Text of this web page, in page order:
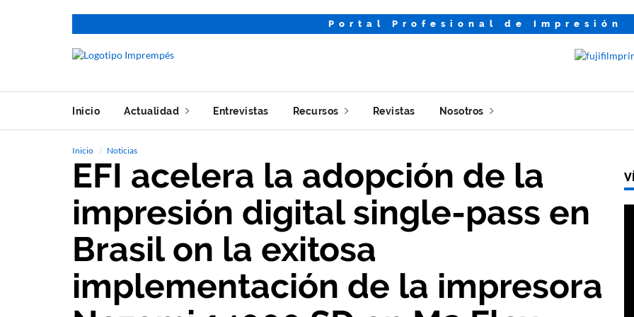
Portal Profesional de Impresión
Inicio Actualidad Entrevistas Recursos Revistas Nosotros
Inicio Noticias
EFI acelera la adopción de la
impresión digital single-pass en
Brasil on la exitosa
implementación de la impresora